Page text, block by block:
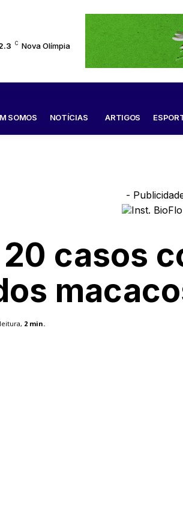
C Nova Olímpia
SOMOS NOTÍCIAS ARTIGOS
-
casos
2 min.